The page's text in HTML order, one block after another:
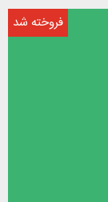
فروخته شد